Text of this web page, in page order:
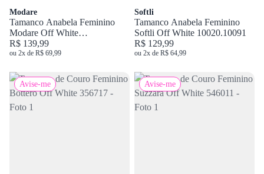
Modare
Tamanco Anabela Feminino
Modare Off White
7151.115.21736
R$ 139,99
ou 2x de R$ 69,99
Softli
Tamanco Anabela Feminino
Softli Off White 10020.10091
R$ 129,99
ou 2x de R$ 64,99
Avise-me Avise-me